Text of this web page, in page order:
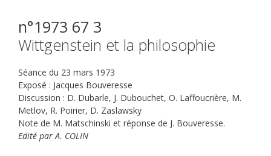
n°1973 67 3
Wittgenstein et la philosophie
Séance du 23 mars 1973
Exposé : Jacques Bouveresse
Discussion : D. Dubarle, J. Dubouchet, O. Laffoucrière, M.
Metlov, R. Poirier, D. Zaslawsky
Note de M. Matschinski et réponse de J. Bouveresse.
Edité par A. COLIN